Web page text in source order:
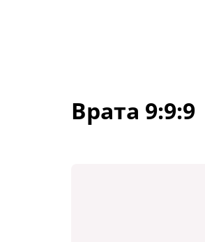
Врата 9:9:9